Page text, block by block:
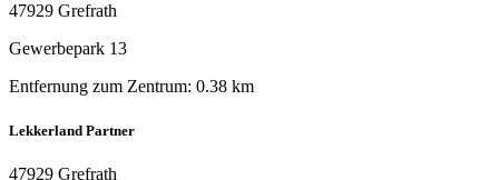
47929 Grefrath
Gewerbepark 13
Entfernung zum Zentrum: 0.38 km
Lekkerland Partner
47929 Grefrath